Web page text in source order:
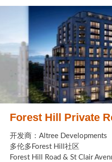
Forest Hill Private
开发商：Altree Developments
多伦多Forest Hill社区
Forest Hill Road & St Clair